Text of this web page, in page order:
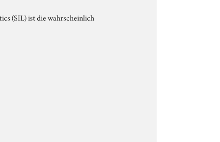
(SIL) ist die wahrscheinlich